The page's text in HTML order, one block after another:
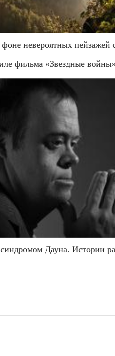
невероятных пейзажей
фильма «Звездные
Дауна. Истории